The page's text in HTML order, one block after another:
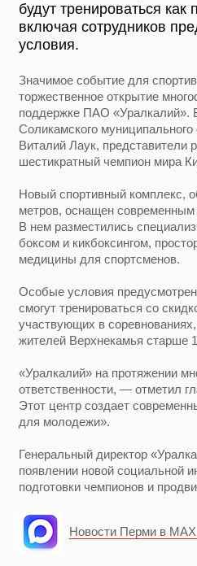
будут тренироваться
включая сотрудников
условия.
Значимое событие для
торжественное открытие
поддержке ПАО «Уралкалий».
Соликамского
Виталий Лаук, представители
шестикратный чемпион мира
Новый спортивный комплекс,
метров, оснащен
В нем разместились
боксом и кикбоксингом,
медицины для спортсменов.
Особые условия
смогут тренироваться со
участвующих в
жителей Верхнекамья старше
«Уралкалий» на протяжении
ответственности, — отметил
Этот центр создает
для молодежи».
Генеральный директор
появлении новой социальной
подготовки чемпионов и
Новости Перми в